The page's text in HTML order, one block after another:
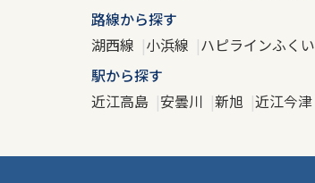
路線から探す
湖西線
小浜線 ハピラインふくい
駅から探す
近江高島 安曇川 新旭 近江今津